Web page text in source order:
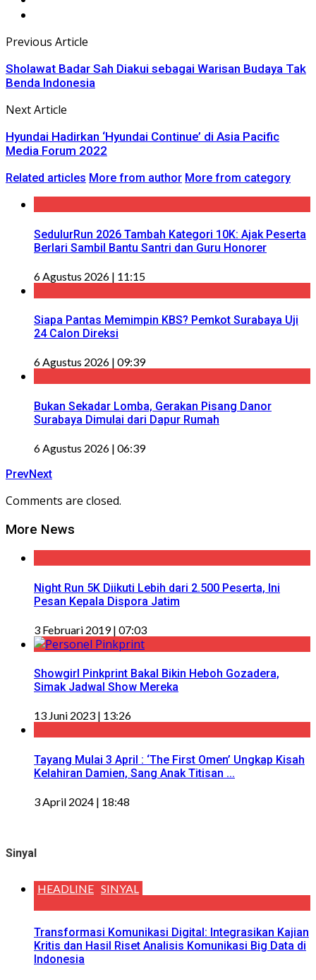
Previous Article
Sholawat Badar Sah Diakui sebagai Warisan Budaya Tak
Benda Indonesia
Next Article
Hyundai Hadirkan ‘Hyundai Continue’ di Asia Pacific
Media Forum 2022
Related articles More from author More from category
SedulurRun 2026 Tambah Kategori 10K: Ajak Peserta
Berlari Sambil Bantu Santri dan Guru Honorer
6 Agustus 2026 | 11:15
Siapa Pantas Memimpin KBS? Pemkot Surabaya Uji
24 Calon Direksi
6 Agustus 2026 | 09:39
Bukan Sekadar Lomba, Gerakan Pisang Danor
Surabaya Dimulai dari Dapur Rumah
6 Agustus 2026 | 06:39
PrevNext
Comments are closed.
More News
Night Run 5K Diikuti Lebih dari 2.500 Peserta, Ini
Pesan Kepala Dispora Jatim
3 Februari 2019 | 07:03
Showgirl Pinkprint Bakal Bikin Heboh Gozadera,
Simak Jadwal Show Mereka
13 Juni 2023 | 13:26
Tayang Mulai 3 April : ‘The First Omen’ Ungkap Kisah
Kelahiran Damien, Sang Anak Titisan ...
3 April 2024 | 18:48
Sinyal
HEADLINE SINYAL
Transformasi Komunikasi Digital: Integrasikan Kajian
Kritis dan Hasil Riset Analisis Komunikasi Big Data di
Indonesia